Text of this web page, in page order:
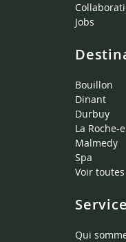
Jobs
Bouillon
Dinant
Durbuy
La Roche-
Malmedy
Spa
Voir
Qui